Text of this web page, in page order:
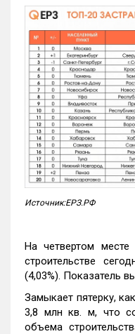
Источник:ЕРЗ.РФ
На четвертом месте
строительстве
(4,03%). Показатель
Замыкает пятерку,
3,8 млн кв. м, что
объема